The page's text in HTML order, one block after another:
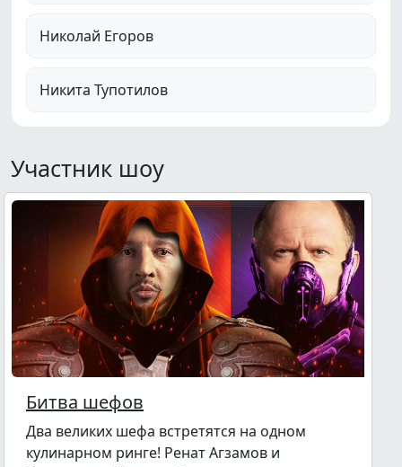
Николай Егоров
Никита Тупотилов
Участник шоу
Битва шефов
Два великих шефа встретятся на одном
кулинарном ринге! Ренат Агзамов и